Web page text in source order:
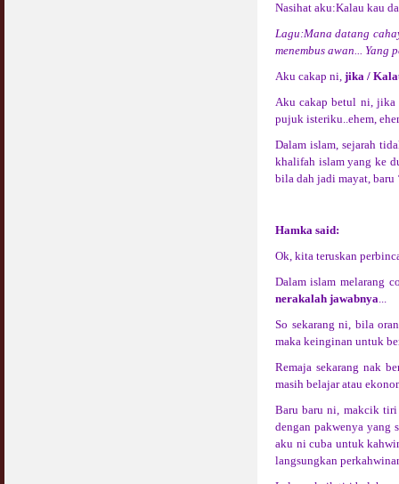
Nasihat aku:Kalau kau
Lagu:Mana datang
menembus awan...
Aku cakap ni, jika /
Aku cakap betul ni, jika
pujuk isteriku..ehem,
Dalam islam, sejarah
khalifah islam yang ke
bila dah jadi mayat, baru
Hamka said:
Ok, kita teruskan
Dalam islam melarang
nerakalah jawabnya...
So sekarang ni, bila
maka keinginan untuk
Remaja sekarang nak
masih belajar atau
Baru baru ni, makcik tiri
dengan pakwenya yang
aku ni cuba untuk
langsungkan